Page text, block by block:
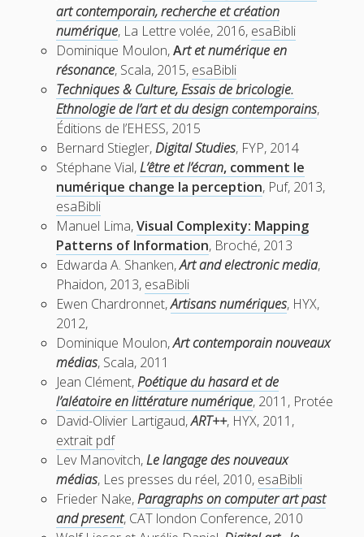
art contemporain, recherche et création
numérique, La Lettre volée, 2016, esaBibli
Dominique Moulon,Art et numérique en
résonance, Scala, 2015, esaBibli
Techniques & Culture, Essais de bricologie.
Ethnologie de l’art et du design contemporains,
Éditions de l’EHESS, 2015
Bernard Stiegler,Digital Studies, FYP, 2014
Stéphane Vial,L’être et l’écran, comment le
numérique change la perception, Puf, 2013,
esaBibli
Manuel Lima,Visual Complexity: Mapping
Patterns of Information, Broché, 2013
Edwarda A. Shanken,Art and electronic media,
Phaidon, 2013, esaBibli
Ewen Chardronnet,Artisans numériques, HYX,
2012,
Dominique Moulon,Art contemporain nouveaux
médias, Scala, 2011
Jean Clément,Poétique du hasard et de
l’aléatoire en littérature numérique, 2011, Protée
David-Olivier Lartigaud,ART++, HYX, 2011,
extrait pdf
Lev Manovitch,Le langage des nouveaux
médias, Les presses du réel, 2010, esaBibli
Frieder Nake,Paragraphs on computer art past
and present, CAT london Conference, 2010